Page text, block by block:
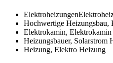
Hochwertige Heizungsbau,
Elektrokamin,
Heizungsbauer, Solarstrom
Heizung, Elektro Heizung